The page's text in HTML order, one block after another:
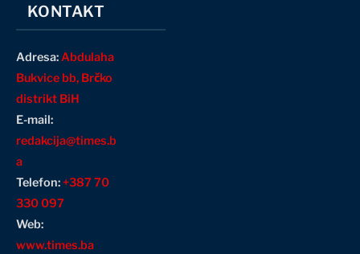
KONTAKT
Adresa:Abdulaha
Bukvice bb, Brčko
distrikt BiH
E-mail:
redakcija@times.b
a
Telefon:+387 70
330 097
Web:
www.times.ba